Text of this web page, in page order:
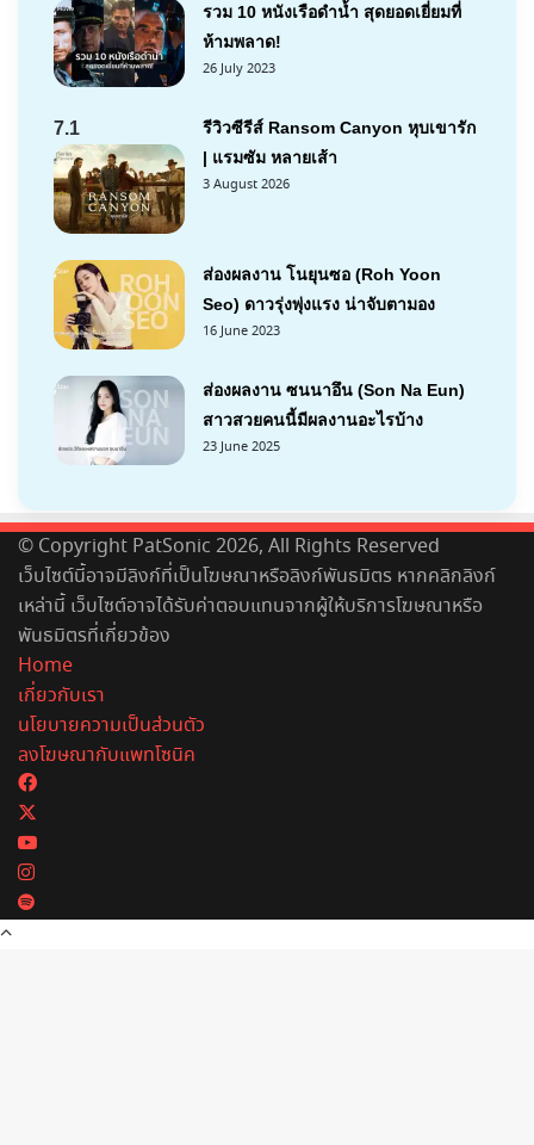
รวม 10 หนังเรือดำน้ำ สุดยอดเยี่ยมที่
ห้ามพลาด!
26 July 2023
7.1
รีวิวซีรีส์ Ransom Canyon หุบเขารัก
| แรมซัม หลายเส้า
3 August 2026
ส่องผลงาน โนยุนซอ (Roh Yoon
Seo) ดาวรุ่งพุ่งแรง น่าจับตามอง
16 June 2023
ส่องผลงาน ซนนาอึน (Son Na Eun)
สาวสวยคนนี้มีผลงานอะไรบ้าง
23 June 2025
© Copyright PatSonic 2026, All Rights Reserved
เว็บไซต์นี้อาจมีลิงก์ที่เป็นโฆษณาหรือลิงก์พันธมิตร หากคลิกลิงก์
เหล่านี้ เว็บไซต์อาจได้รับค่าตอบแทนจากผู้ให้บริการโฆษณาหรือ
พันธมิตรที่เกี่ยวข้อง
Home
เกี่ยวกับเรา
นโยบายความเป็นส่วนตัว
ลงโฆษณากับแพทโซนิค